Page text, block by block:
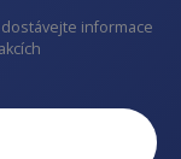
informace